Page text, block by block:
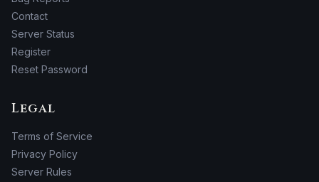
Contact
Server Status
Register
Reset Password
Legal
Terms of Service
Privacy Policy
Server Rules